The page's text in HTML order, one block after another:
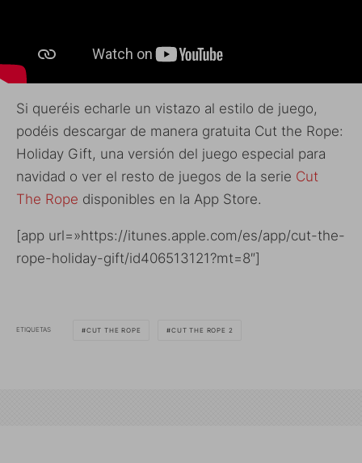
Si queréis echarle un vistazo al estilo de juego,
podéis descargar de manera gratuita Cut the Rope:
Holiday Gift, una versión del juego especial para
navidad o ver el resto de juegos de la serie Cut
The Rope disponibles en la App Store.
[app url=»https://itunes.apple.com/es/app/cut-the-
rope-holiday-gift/id406513121?mt=8″]
ETIQUETAS CUT THE ROPE CUT THE ROPE 2